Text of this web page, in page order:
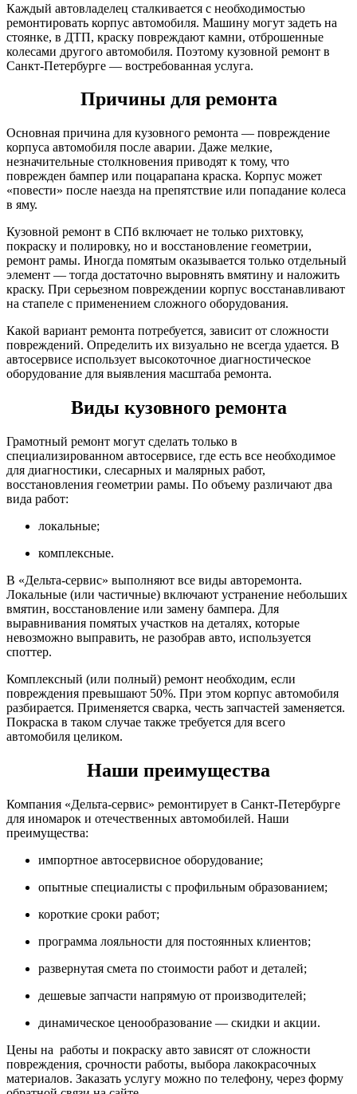
Каждый автовладелец сталкивается с необходимостью
ремонтировать корпус автомобиля. Машину могут задеть на
стоянке, в ДТП, краску повреждают камни, отброшенные
колесами другого автомобиля. Поэтому кузовной ремонт в
Санкт-Петербурге — востребованная услуга.
Причины для ремонта
Основная причина для кузовного ремонта — повреждение
корпуса автомобиля после аварии. Даже мелкие,
незначительные столкновения приводят к тому, что
поврежден бампер или поцарапана краска. Корпус может
«повести» после наезда на препятствие или попадание колеса
в яму.
Кузовной ремонт в СПб включает не только рихтовку,
покраску и полировку, но и восстановление геометрии,
ремонт рамы. Иногда помятым оказывается только отдельный
элемент — тогда достаточно выровнять вмятину и наложить
краску. При серьезном повреждении корпус восстанавливают
на стапеле с применением сложного оборудования.
Какой вариант ремонта потребуется, зависит от сложности
повреждений. Определить их визуально не всегда удается. В
автосервисе использует высокоточное диагностическое
оборудование для выявления масштаба ремонта.
Виды кузовного ремонта
Грамотный ремонт могут сделать только в
специализированном автосервисе, где есть все необходимое
для диагностики, слесарных и малярных работ,
восстановления геометрии рамы. По объему различают два
вида работ:
локальные;
комплексные.
В «Дельта-сервис» выполняют все виды авторемонта.
Локальные (или частичные) включают устранение небольших
вмятин, восстановление или замену бампера. Для
выравнивания помятых участков на деталях, которые
невозможно выправить, не разобрав авто, используется
споттер.
Комплексный (или полный) ремонт необходим, если
повреждения превышают 50%. При этом корпус автомобиля
разбирается. Применяется сварка, честь запчастей заменяется.
Покраска в таком случае также требуется для всего
автомобиля целиком.
Наши преимущества
Компания «Дельта-сервис» ремонтирует в Санкт-Петербурге
для иномарок и отечественных автомобилей. Наши
преимущества:
импортное автосервисное оборудование;
опытные специалисты с профильным образованием;
короткие сроки работ;
программа лояльности для постоянных клиентов;
развернутая смета по стоимости работ и деталей;
дешевые запчасти напрямую от производителей;
динамическое ценообразование — скидки и акции.
Цены на работы и покраску авто зависят от сложности
повреждения, срочности работы, выбора лакокрасочных
материалов. Заказать услугу можно по телефону, через форму